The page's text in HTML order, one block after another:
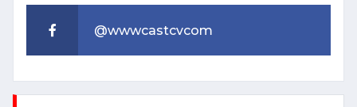
@wwwcastcvcom